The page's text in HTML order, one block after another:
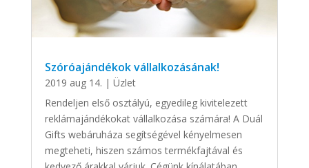
Szóróajándékok vállalkozásának!
2019 aug 14. | Üzlet
Rendeljen első osztályú, egyedileg kivitelezett
reklámajándékokat vállalkozása számára! A Duál
Gifts webáruháza segítségével kényelmesen
megteheti, hiszen számos termékfajtával és